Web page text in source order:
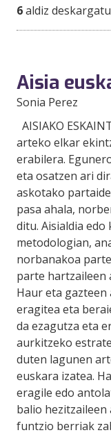
6aldiz
Aisia
Sonia Perez
AISIAKO
arteko elkar
erabilera.
eta osatzen ari
askotako
pasa ahala,
ditu. Aisialdia
metodologian,
norbanakoa
parte hartzaileen
Haur eta
eragitea eta
da ezagutza eta
aurkitzeko
duten lagunen
euskara izatea.
eragile edo
balio hezitzaileen
funtzio berriak